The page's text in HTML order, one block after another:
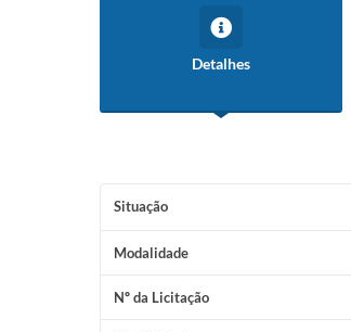
Detalhes
Situação
Modalidade
Nº da Licitação